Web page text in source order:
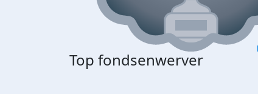
Top fondsenwerver